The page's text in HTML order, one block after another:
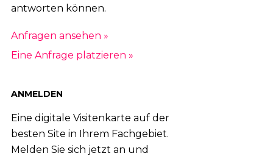
antworten können.
Anfragen ansehen »
Eine Anfrage platzieren »
ANMELDEN
Eine digitale Visitenkarte auf der
besten Site in Ihrem Fachgebiet.
Melden Sie sich jetzt an und